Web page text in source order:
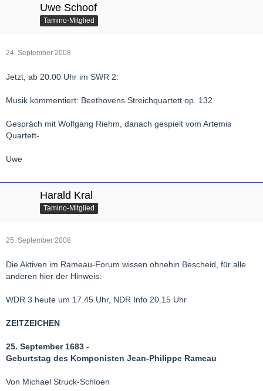
Uwe Schoof
Tamino-Mitglied
24. September 2008
Jetzt, ab 20.00 Uhr im SWR 2:
Musik kommentiert: Beethovens Streichquartett op. 132
Gespräch mit Wolfgang Riehm, danach gespielt vom Artemis
Quartett-
Uwe
Harald Kral
Tamino-Mitglied
25. September 2008
Die Aktiven im Rameau-Forum wissen ohnehin Bescheid, für alle
anderen hier der Hinweis:
WDR 3 heute um 17.45 Uhr, NDR Info 20.15 Uhr
ZEITZEICHEN
25. September 1683 -
Geburtstag des Komponisten Jean-Philippe Rameau
Von Michael Struck-Schloen